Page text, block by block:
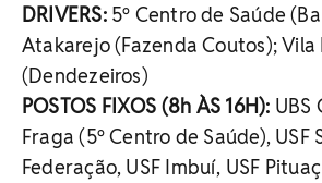
DRIVERS: 5º Centro de Saúde
Atakarejo (Fazenda Coutos);
(Dendezeiros)
POSTOS FIXOS (8h ÀS 16H): UBS
Fraga (5º Centro de Saúde), USF
Federação, USF Imbuí, USF